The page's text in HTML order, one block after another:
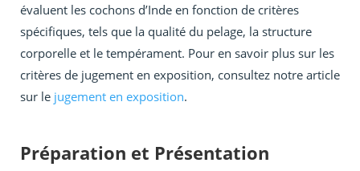
évaluent les cochons d’Inde en fonction de critères
spécifiques, tels que la qualité du pelage, la structure
corporelle et le tempérament. Pour en savoir plus sur les
critères de jugement en exposition, consultez notre article
sur le jugement en exposition.
Préparation et Présentation